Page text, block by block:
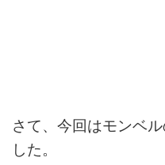
さて、今回はモンベ
した。